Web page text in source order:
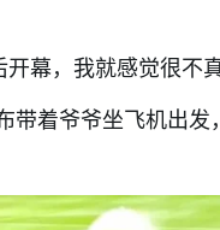
幕，我就感觉很不
带着爷爷坐飞机出